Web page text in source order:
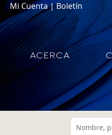
Mi Cuenta|Boletín
ACERCA